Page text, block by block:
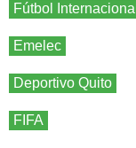
Fútbol Internacional
Emelec
Deportivo Quito
FIFA